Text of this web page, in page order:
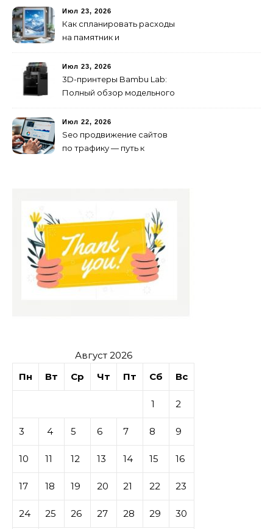
будущего для пространств
Июл 23, 2026
Как спланировать расходы
на памятник и
без лишних переплат
Июл 23, 2026
3D-принтеры Bambu Lab:
Полный обзор модельного
года
Июл 22, 2026
Seo продвижение сайтов
по трафику — путь к
Август 2026
Пн
Вт Ср Чт Пт Сб Вс
1 2
3 4 5 6 7 8 9
10 11 12 13 14 15 16
17 18 19 20 21 22 23
24 25 26 27 28 29 30